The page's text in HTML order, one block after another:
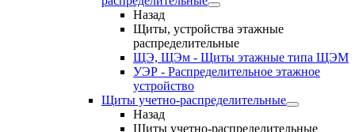
Назад
Щиты, устройства этажные
распределительные
ЩЭ, ЩЭм - Щиты этажные типа ЩЭМ
УЭР - Распределительное этажное
устройство
Щиты учетно-распределительные
Назад
Щиты учетно-распределительные